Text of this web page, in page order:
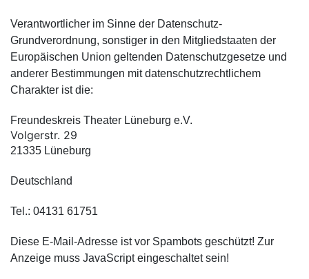
Verantwortlicher im Sinne der Datenschutz-
Grundverordnung, sonstiger in den Mitgliedstaaten der
Europäischen Union geltenden Datenschutzgesetze und
anderer Bestimmungen mit datenschutzrechtlichem
Charakter ist die:
Freundeskreis Theater Lüneburg e.V.
Volgerstr. 29
21335 Lüneburg
Deutschland
Tel.: 04131 61751
Diese E-Mail-Adresse ist vor Spambots geschützt! Zur
Anzeige muss JavaScript eingeschaltet sein!